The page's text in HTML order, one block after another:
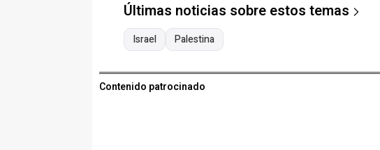
Últimas noticias sobre estos temas
Israel Palestina
Contenido patrocinado